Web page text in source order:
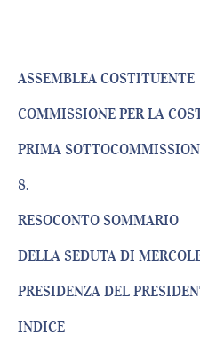
ASSEMBLEA COSTITUENTE
COMMISSIONE PER LA
PRIMA
8.
RESOCONTO SOMMARIO
DELLA SEDUTA DI
PRESIDENZA DEL
INDICE